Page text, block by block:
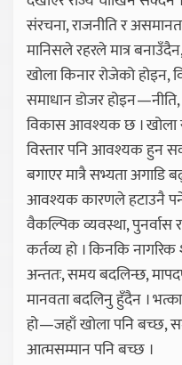
संरचना, राजनीति र
मानिसले रहरले मात्र
खोला किनार रोजेको
समाधान डोजर होइन—नीति,
विकास आवश्यक छ ।
विस्तार पनि आवश्यक हुन
बगाएर मात्रै सभ्यता
आवश्यक कारणले हटाउनै
वैकल्पिक व्यवस्था, पुनर्वास
कर्तव्य हो । किनकि नागरिक
अन्ततः, समय बदलिन्छ,
मानवता बदलिनु हुँदैन ।
हो—जहाँ खोला पनि बच्छ,
आत्मसम्मान पनि बच्छ ।